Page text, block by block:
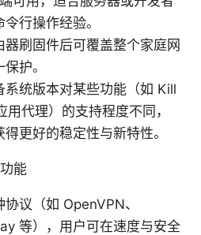
行操作经验。
刷固件后可覆盖整个家庭网
护。
系统版本对某些功能（如 Kill
代理）的支持程度不同，
更好的稳定性与新特性。
能
议（如 OpenVPN、
等），用户可在速度与安全